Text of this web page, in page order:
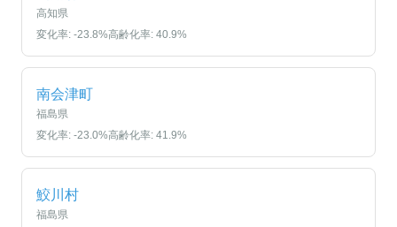
高知県
変化率: -23.8%高齢化率: 40.9%
南会津町
福島県
変化率: -23.0%高齢化率: 41.9%
鮫川村
福島県